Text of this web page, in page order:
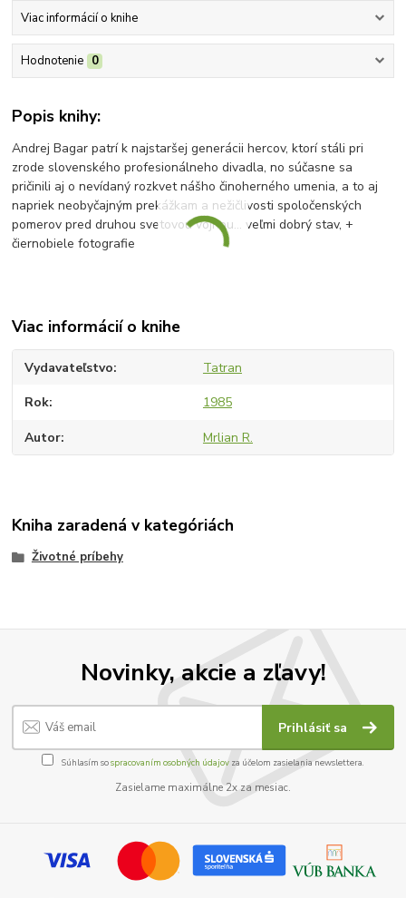
Viac informácií o knihe
Hodnotenie 0
Popis knihy:
Andrej Bagar patrí k najstaršej generácii hercov, ktorí stáli pri
zrode slovenského profesionálneho divadla, no súčasne sa
pričinili aj o nevídaný rozkvet nášho činoherného umenia, a to aj
napriek neobyčajným prekážkam a nežičlivosti spoločenských
pomerov pred druhou svetovou vojnou... veľmi dobrý stav, +
čiernobiele fotografie
Viac informácií o knihe
Vydavateľstvo Tatran
Rok 1985
Autor Mrlian R.
Kniha zaradená v kategóriách
Životné príbehy
Novinky, akcie a zľavy!
Prihlásiť sa
Súhlasím sospracovaním osobných údajov za účelom zasielania newslettera.
Zasielame maximálne 2x za mesiac.